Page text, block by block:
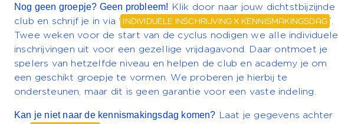
Nog geen groepje? Geen probleem! Klik door naar jouw dichtstbijzijnde
club en schrijf je in via ‘ INDIVIDUELE INSCHRIJVING X KENNISMAKINGSDAG ’.
Twee weken voor de start van de cyclus nodigen we alle individuele
inschrijvingen uit voor een gezellige vrijdagavond. Daar ontmoet je
spelers van hetzelfde niveau en helpen de club en academy je om
een geschikt groepje te vormen. We proberen je hierbij te
ondersteunen, maar dit is geen garantie voor een vaste indeling.
Kan je niet naar de kennismakingsdag komen? Laat je gegevens achter